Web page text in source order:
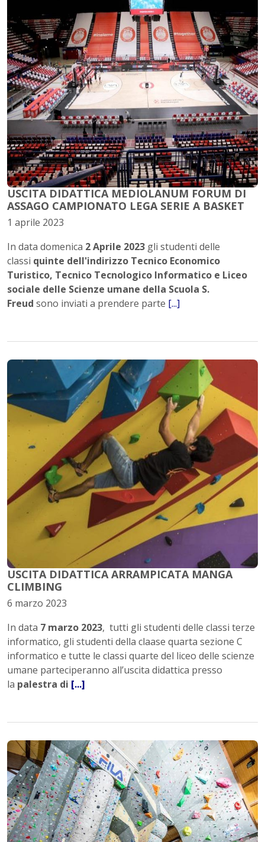
USCITA DIDATTICA MEDIOLANUM FORUM DI
ASSAGO CAMPIONATO LEGA SERIE A BASKET
1 aprile 2023
In data domenica 2 Aprile 2023 gli studenti delle
classi quinte dell'indirizzo Tecnico Economico
Turistico, Tecnico Tecnologico Informatico e Liceo
sociale delle Scienze umane della Scuola S.
Freud sono inviati a prendere parte [...]
USCITA DIDATTICA ARRAMPICATA MANGA
CLIMBING
6 marzo 2023
In data 7 marzo 2023, tutti gli studenti delle classi terze
informatico, gli studenti della claase quarta sezione C
informatico e tutte le classi quarte del liceo delle scienze
umane parteciperanno all’uscita didattica presso
la palestra di [...]